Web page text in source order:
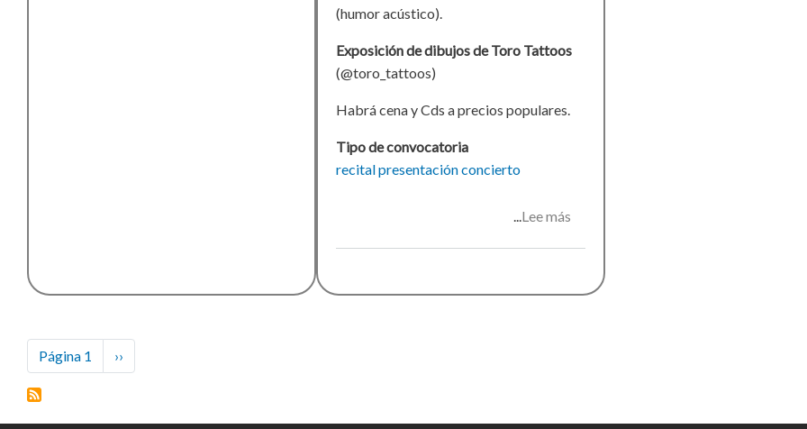
(humor acústico).
Exposición de dibujos de Toro Tattoos
(@toro_tattoos)
Habrá cena y Cds a precios populares.
Tipo de convocatoria
recitalpresentaciónconcierto
Lee más
Paginación
Página 1
Siguiente
página
››